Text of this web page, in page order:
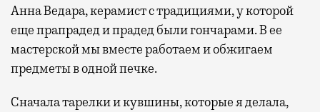
Анна Ведара, керамист с традициями, у которой
еще прапрадед и прадед были гончарами. В ее
мастерской мы вместе работаем и обжигаем
предметы в одной печке.
Сначала тарелки и кувшины, которые я делала,